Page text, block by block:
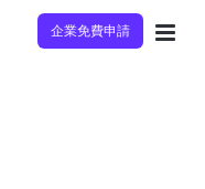
企業免費申請